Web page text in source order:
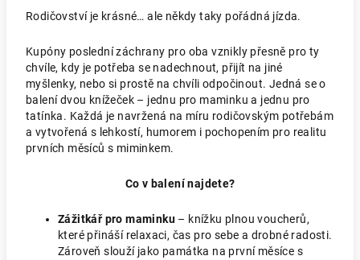
Rodičovství je krásné… ale někdy taky pořádná jízda.
Kupóny poslední záchrany pro oba vznikly přesně pro ty
chvíle, kdy je potřeba se nadechnout, přijít na jiné
myšlenky, nebo si prostě na chvíli odpočinout. Jedná se o
balení dvou knížeček – jednu pro maminku a jednu pro
tatínka. Každá je navržená na míru rodičovským potřebám
a vytvořená s lehkostí, humorem i pochopením pro realitu
prvních měsíců s miminkem.
Co v balení najdete?
Zážitkář pro maminku – knížku plnou voucherů,
které přináší relaxaci, čas pro sebe a drobné radosti.
Zároveň slouží jako památka na první měsíce s